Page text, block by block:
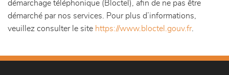
démarchage téléphonique (Bloctel), afin de ne pas être
démarché par nos services. Pour plus d’informations,
veuillez consulter le site https://www.bloctel.gouv.fr.